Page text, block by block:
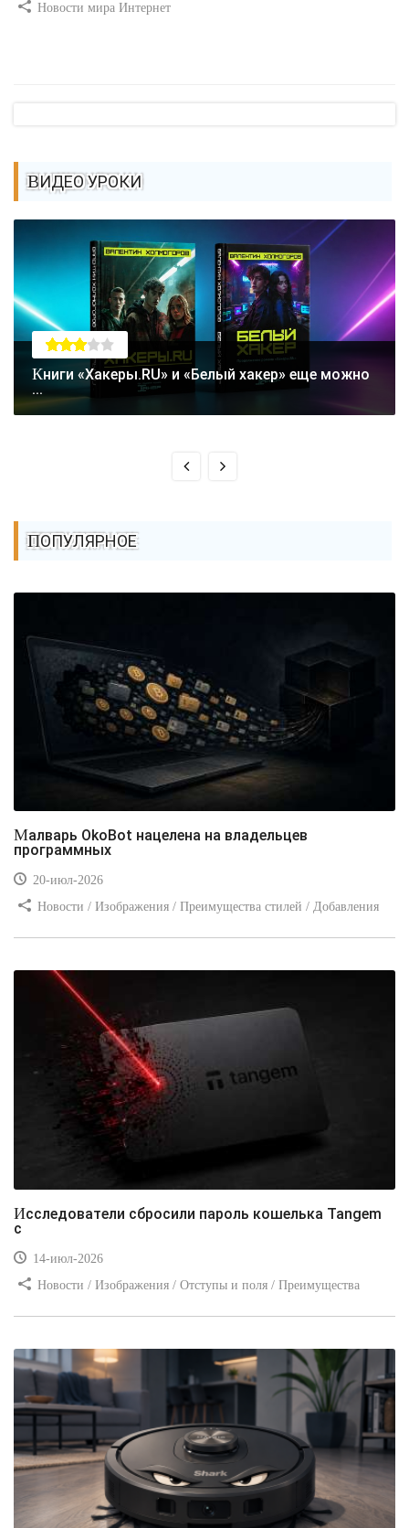
Новости мира Интернет
ВИДЕО УРОКИ
Книги «Хакеры.RU» и «Белый хакер» еще можно
...
ПОПУЛЯРНОЕ
Малварь OkoBot нацелена на владельцев
программных
20-июл-2026
Новости / Изображения / Преимущества стилей / Добавления
Исследователи сбросили пароль кошелька Tangem
с
14-июл-2026
Новости / Изображения / Отступы и поля / Преимущества